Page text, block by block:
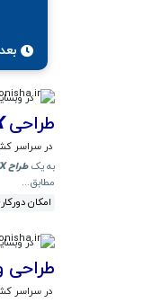
در
طراحی
در سراسر
به یکطراح
مطابق...
امکان
در
در سراسر